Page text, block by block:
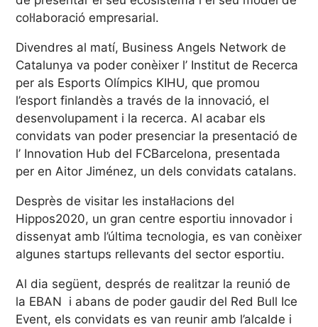
col·laboració empresarial.
Divendres al matí, Business Angels Network de
Catalunya va poder conèixer l’ Institut de Recerca
per als Esports Olímpics KIHU, que promou
l’esport finlandès a través de la innovació, el
desenvolupament i la recerca. Al acabar els
convidats van poder presenciar la presentació de
l’ Innovation Hub del FCBarcelona, presentada
per en Aitor Jiménez, un dels convidats catalans.
Desprès de visitar les instal·lacions del
Hippos2020, un gran centre esportiu innovador i
dissenyat amb l’última tecnologia, es van conèixer
algunes startups rellevants del sector esportiu.
Al dia següent, després de realitzar la reunió de
la EBAN i abans de poder gaudir del Red Bull Ice
Event, els convidats es van reunir amb l’alcalde i